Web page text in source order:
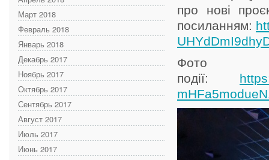
Март 2018
Февраль 2018
Январь 2018
Декабрь 2017
Ноябрь 2017
Октябрь 2017
Сентябрь 2017
Август 2017
Июль 2017
Июнь 2017
про нові
посиланням:
події: